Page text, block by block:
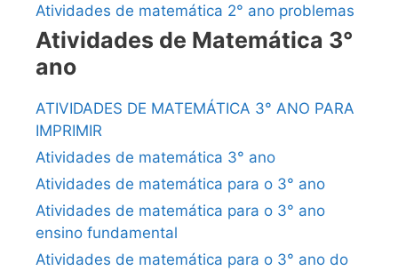
Atividades de matemática 2° ano problemas
Atividades de Matemática 3°
ano
ATIVIDADES DE MATEMÁTICA 3° ANO PARA
IMPRIMIR
Atividades de matemática 3° ano
Atividades de matemática para o 3° ano
Atividades de matemática para o 3° ano
ensino fundamental
Atividades de matemática para o 3° ano do